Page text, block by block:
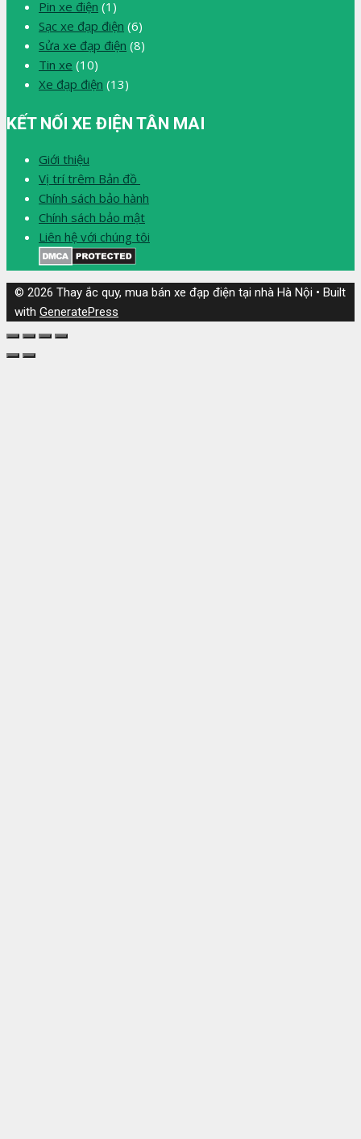
Pin xe điện (1)
Sạc xe đạp điện (6)
Sửa xe đạp điện (8)
Tin xe (10)
Xe đạp điện (13)
KẾT NỐI XE ĐIỆN TÂN MAI
Giới thiệu
Vị trí trêm Bản đồ
Chính sách bảo hành
Chính sách bảo mật
Liên hệ với chúng tôi
© 2026 Thay ắc quy, mua bán xe đạp điện tại nhà Hà Nội • Built
with GeneratePress